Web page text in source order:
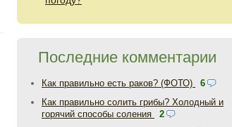
Последние комментарии
Как правильно есть раков? (ФОТО)
6
Как правильно солить грибы? Холодный и
горячий способы соления
2